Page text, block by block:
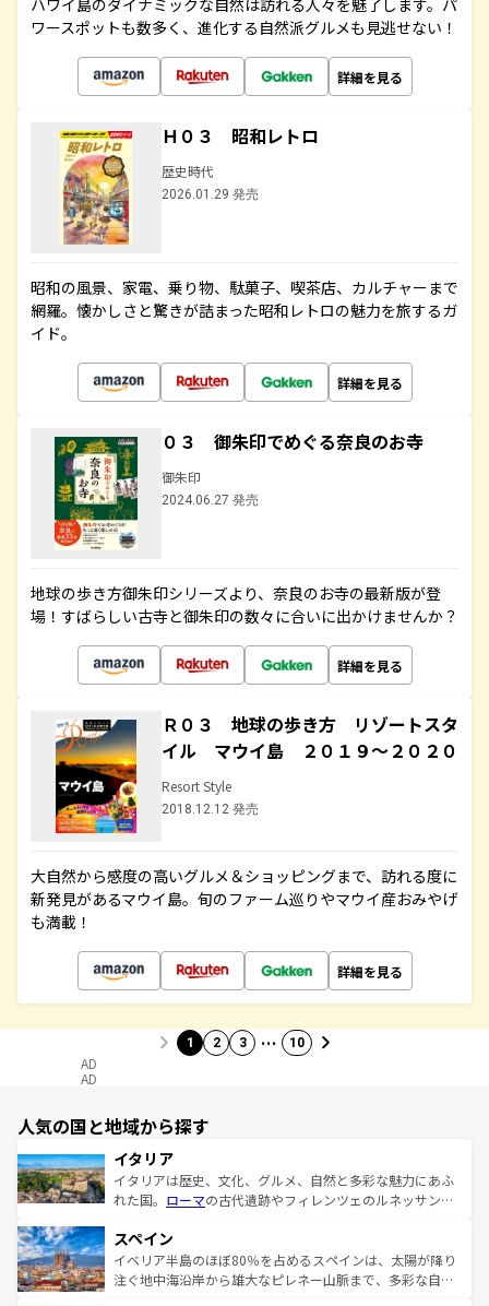
ハワイ島のダイナミックな自然は訪れる人々を魅了します。パ
ワースポットも数多く、進化する自然派グルメも見逃せない！
詳細を見る
Ｈ０３ 昭和レトロ
歴史時代
2026.01.29 発売
昭和の風景、家電、乗り物、駄菓子、喫茶店、カルチャーまで
網羅。懐かしさと驚きが詰まった昭和レトロの魅力を旅するガ
イド。
詳細を見る
０３ 御朱印でめぐる奈良のお寺
御朱印
2024.06.27 発売
地球の歩き方御朱印シリーズより、奈良のお寺の最新版が登
場！すばらしい古寺と御朱印の数々に合いに出かけませんか？
詳細を見る
Ｒ０３ 地球の歩き方 リゾートスタ
イル マウイ島 ２０１９～２０２０
Resort Style
2018.12.12 発売
大自然から感度の高いグルメ＆ショッピングまで、訪れる度に
新発見があるマウイ島。旬のファーム巡りやマウイ産おみやげ
も満載！
詳細を見る
1 2 3 … 10
AD
AD
人気の国と地域から探す
イタリア
イタリアは歴史、文化、グルメ、自然と多彩な魅力にあふ
れた国。 ローマの古代遺跡やフィレンツェのルネッサンス
ろん、トスカーナの美しい田園風景やアマルフィ海岸の絶
景など、自然景観も見逃せない。観光の合間には、本場の
ピザやパスタなど、絶品のイタリア料理を堪能することも
スペイン
イベリア半島のほぼ80％を占めるスペインは、太陽が降り
注ぐ地中海沿岸から雄大なピレネー山脈まで、多彩な自然